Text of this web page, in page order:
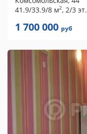
41.9/33.9/8 м2, 2/3 эт.
1 700 000 руб